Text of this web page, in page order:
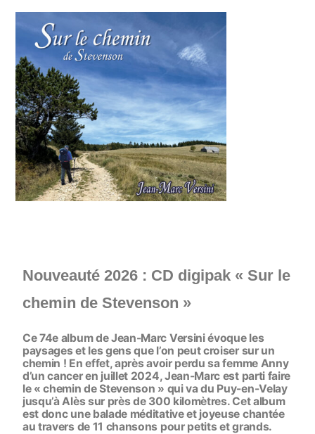
Nouveauté 2026 : CD digipak « Sur le
chemin de Stevenson »
Ce 74e album de Jean-Marc Versini évoque les
paysages et les gens que l’on peut croiser sur un
chemin ! En effet, après avoir perdu sa femme Anny
d’un cancer en juillet 2024, Jean-Marc est parti faire
le « chemin de Stevenson » qui va du Puy-en-Velay
jusqu’à Alès sur près de 300 kilomètres. Cet album
est donc une balade méditative et joyeuse chantée
au travers de 11 chansons pour petits et grands.